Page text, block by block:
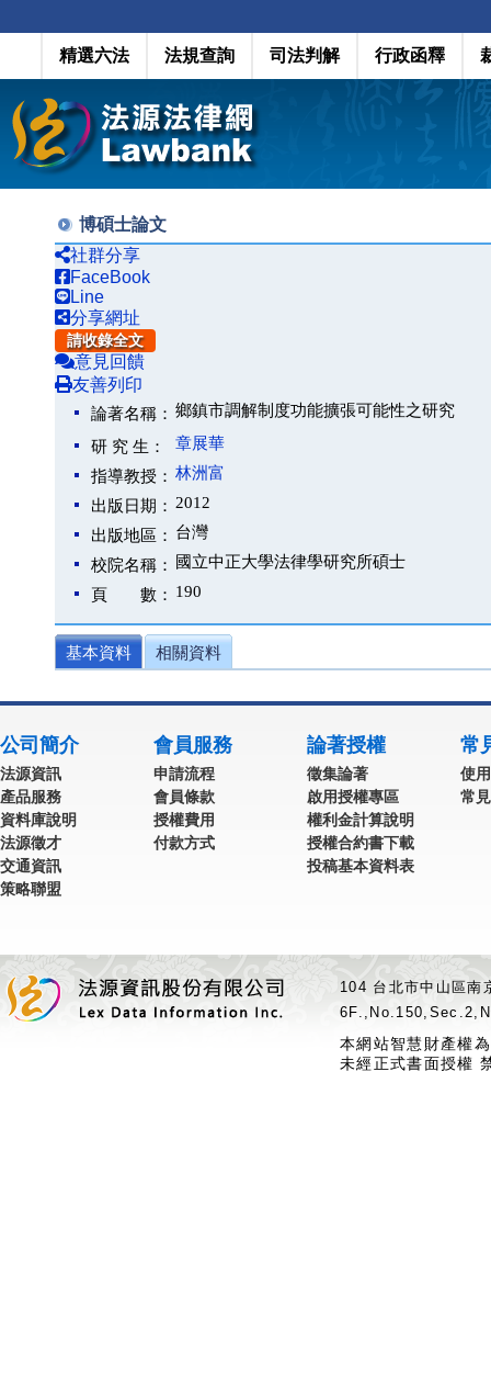
精選六法 法規查詢 司法判解 行政函釋
博碩士論文
社群分享
FaceBook
Line
分享網址
請收錄全文
意見回饋
友善列印
論著名稱： 鄉鎮市調解制度功能擴張可能性之研究
研 究 生：
章展華
指導教授： 林洲富
出版日期： 2012
出版地區： 台灣
校院名稱：
國立中正大學法律學研究所碩士
頁 數： 190
基本資料 相關資料
公司簡介
法源資訊
產品服務
資料庫說明
法源徵才
交通資訊
策略聯盟
會員服務
申請流程
會員條款
授權費用
付款方式
論著授權
徵集論著
啟用授權專區
權利金計算說明
授權合約書下載
投稿基本資料表
常
使
常
104 台北市中山區
本網站智慧財產權
未經正式書面授權